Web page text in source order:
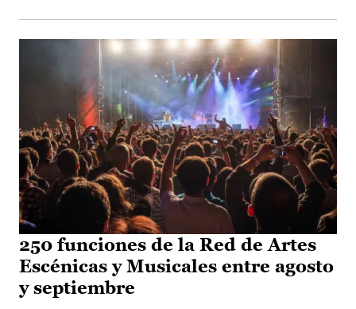
250 funciones de la Red de Artes
Escénicas y Musicales entre agosto
y septiembre